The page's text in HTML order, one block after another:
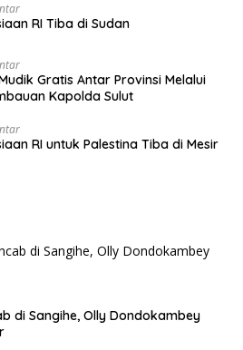
RI Tiba di Sudan
Gratis Antar Provinsi Melalui
Kapolda Sulut
RI untuk Palestina Tiba di Mesir
di Sangihe, Olly Dondokambey